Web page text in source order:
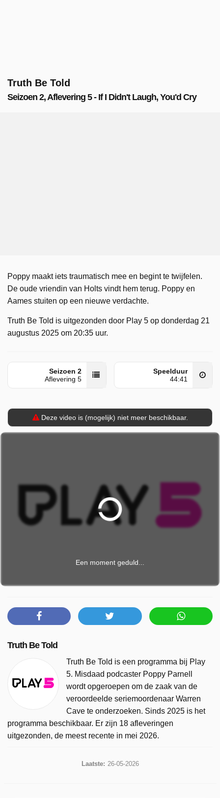
Truth Be Told
Seizoen 2, Aflevering 5 - If I Didn't Laugh, You'd Cry
Poppy maakt iets traumatisch mee en begint te twijfelen.
De oude vriendin van Holts vindt hem terug. Poppy en
Aames stuiten op een nieuwe verdachte.
Truth Be Told is uitgezonden door Play 5 op donderdag 21
augustus 2025 om 20:35 uur.
Seizoen 2
Aflevering 5
Speelduur
44:41
Deze video is (mogelijk) niet meer beschikbaar.
Een moment geduld...
Truth Be Told
Truth Be Told is een programma bij Play
5. Misdaad podcaster Poppy Parnell
wordt opgeroepen om de zaak van de
veroordeelde seriemoordenaar Warren
Cave te onderzoeken. Sinds 2025 is het
programma beschikbaar. Er zijn 18 afleveringen
uitgezonden, de meest recente in mei 2026.
Laatste: 26-05-2026